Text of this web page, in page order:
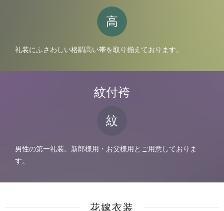
高
礼装にふさわしい格調高い帯を取り揃えております。
紋付袴
紋
男性の第一礼装。新郎様用・お父様用とご用意しておりま
す。
花嫁衣装